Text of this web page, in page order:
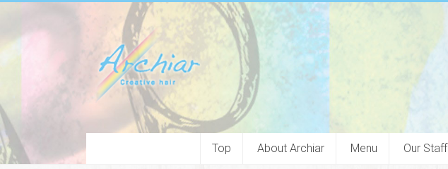
Top About Archiar Menu Our Staff